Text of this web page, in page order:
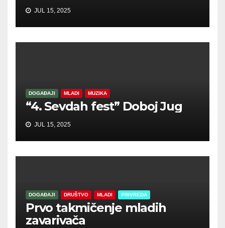
JUL 15, 2025
DOGAĐAJI MLADI MUZIKA
“4. Sevdah fest” Doboj Jug
JUL 15, 2025
DOGAĐAJI DRUŠTVO MLADI PRIVREDA
Prvo takmičenje mladih
zavarivača